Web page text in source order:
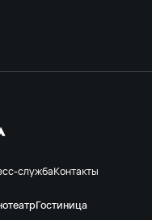
службаКонтакты
Гостиница